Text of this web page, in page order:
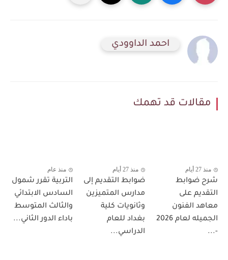
احمد الداوودي
مقالات قد تهمك
منذ 27 أيام
شرح ضوابط
التقديم على
معاهد الفنون
الجميله لعام 2026
-...
منذ 27 أيام
ضوابط التقديم إلى
مدارس المتميزين
وثانويات كلية
بغداد للعام
الدراسي...
منذ عام
التربية تقرر شمول
السادس الابتدائي
والثالث المتوسط
باداء الدور الثاني...